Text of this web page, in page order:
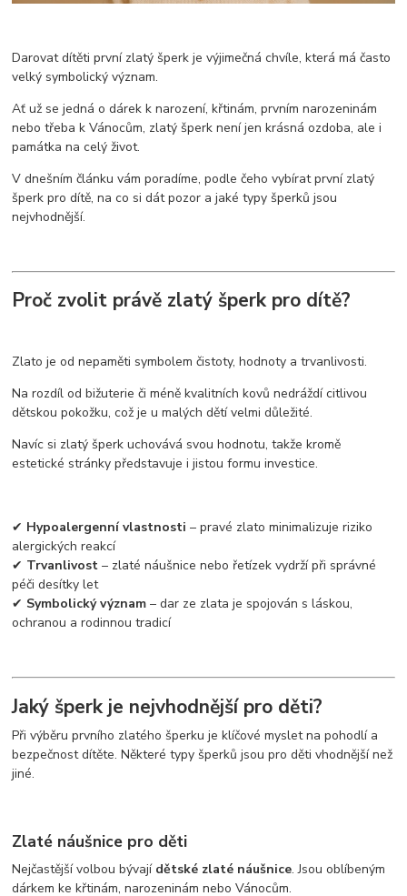
Darovat dítěti první zlatý šperk je výjimečná chvíle, která má často
velký symbolický význam.
Ať už se jedná o dárek k narození, křtinám, prvním narozeninám
nebo třeba k Vánocům, zlatý šperk není jen krásná ozdoba, ale i
památka na celý život.
V dnešním článku vám poradíme, podle čeho vybírat první zlatý
šperk pro dítě, na co si dát pozor a jaké typy šperků jsou
nejvhodnější.
Proč zvolit právě zlatý šperk pro dítě?
Zlato je od nepaměti symbolem čistoty, hodnoty a trvanlivosti.
Na rozdíl od bižuterie či méně kvalitních kovů nedráždí citlivou
dětskou pokožku, což je u malých dětí velmi důležité.
Navíc si zlatý šperk uchovává svou hodnotu, takže kromě
estetické stránky představuje i jistou formu investice.
✔ Hypoalergenní vlastnosti – pravé zlato minimalizuje riziko
alergických reakcí
✔ Trvanlivost – zlaté náušnice nebo řetízek vydrží při správné
péči desítky let
✔ Symbolický význam – dar ze zlata je spojován s láskou,
ochranou a rodinnou tradicí
Jaký šperk je nejvhodnější pro děti?
Při výběru prvního zlatého šperku je klíčové myslet na pohodlí a
bezpečnost dítěte. Některé typy šperků jsou pro děti vhodnější než
jiné.
Zlaté náušnice pro děti
Nejčastější volbou bývají dětské zlaté náušnice. Jsou oblíbeným
dárkem ke křtinám, narozeninám nebo Vánocům.